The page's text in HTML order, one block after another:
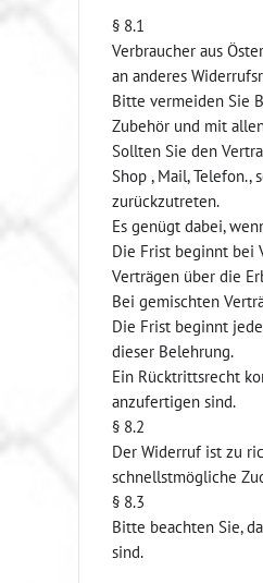
§ 8.1
Verbraucher aus
an anderes
Bitte vermeiden Sie
Zubehör und mit
Sollten Sie den
Shop , Mail,
zurückzutreten.
Es genügt dabei,
Die Frist beginnt bei
Verträgen über die
Bei gemischten
Die Frist beginnt
dieser Belehrung.
Ein Rücktrittsrecht
anzufertigen sind.
§ 8.2
Der Widerruf ist zu
schnellstmögliche
§ 8.3
Bitte beachten Sie,
sind.